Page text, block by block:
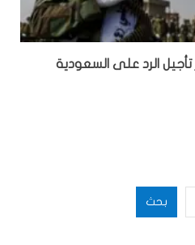
الرد على السعودية
بحث